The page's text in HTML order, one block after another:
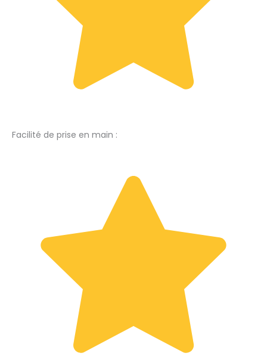
Facilité de prise en main :